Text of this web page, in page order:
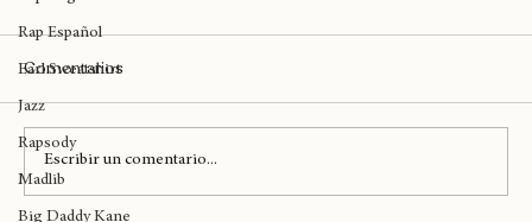
Rap Argentino
Rap Español
Earl Sweatshirt
Jazz
Rapsody
Madlib
Comentarios
Escribir un comentario...